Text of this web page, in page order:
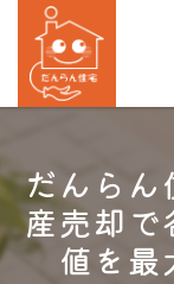
だんらん
産売却で
値を最